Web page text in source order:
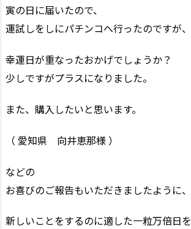
寅の日に届いたので、
運試しをしにパチンコへ行ったのですが、
幸運日が重なったおかげでしょうか？
少しですがプラスになりました。
また、購入したいと思います。
（ 愛知県 向井恵那様 ）
などの
お喜びのご報告もいただきましたように、
新しいことをするのに適した一粒万倍日を